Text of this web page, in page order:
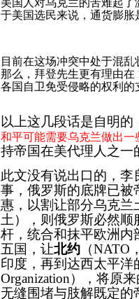
于美国选民来说，通货膨胀
目前在这场冲突中处于混
那么，拜登先生更有理由在
各国自卫免受侵略的权利的
以上这几段话是自明的
和平可能需要乌克兰做出一
持帝国在美代理人之一
此文没有说出口的，
事，俄罗斯的底牌已被
惠，以割让部分乌克兰
土），则俄罗斯必然
杆，统合和抹平欧洲内
五国，让北约（NATO，
印度，再到达西太平
Organization），将原
无缝围堵与肢解既定